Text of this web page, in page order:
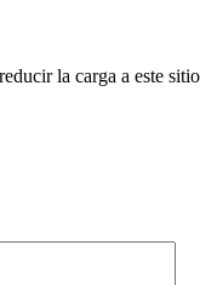
la carga a este